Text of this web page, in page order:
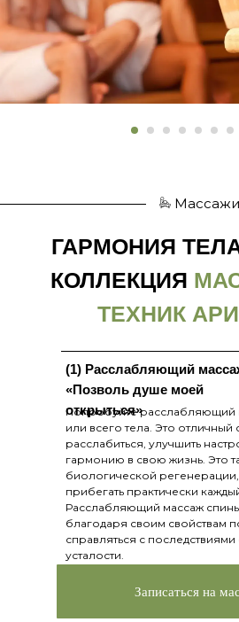
Попробуйте расслабляющий
или всего тела. Это отличный
расслабиться, улучшить
гармонию в свою жизнь. Это
биологической
прибегать практически
Расслабляющий массаж
благодаря своим свойствам
справляться с последствиями
усталости.
(1) Расслабляющий
«Позволь душе моей
открыться»
Записаться на
ГАРМОНИЯ
КОЛЛЕКЦИЯ
ТЕХНИК
Массажи